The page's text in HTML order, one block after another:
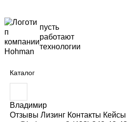
пусть
работают
технологии
Каталог
е
д
и
Владимир
Отзывы Лизинг Контакты Кейсы
Главная Статьи
Снятие заусенцев и обработка
6 минут
КАК
МЕТАЛЛА